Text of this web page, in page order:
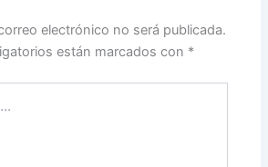
electrónico no será publicada.
están marcados con *